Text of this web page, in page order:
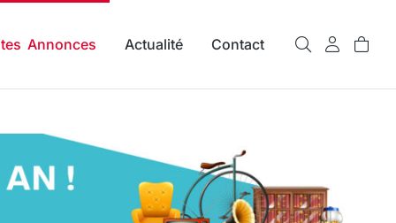
Annonces Actualité Contact